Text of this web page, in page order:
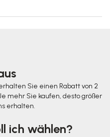
Sie einen Rabatt von 2
mehr Sie kaufen, desto größer
erhalten.
ich wählen?